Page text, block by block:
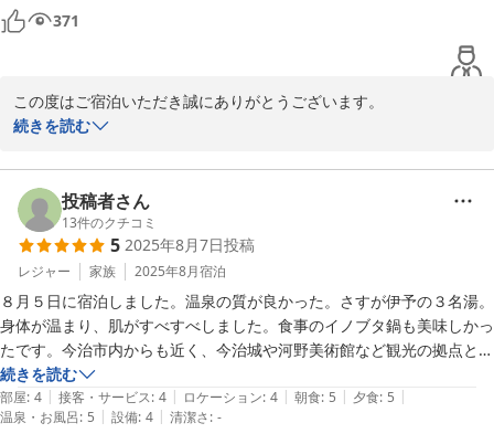
371
この度はご宿泊いただき誠にありがとうございます。
当館の温泉や猪豚鍋、そしてお部屋での滞在にご満足いただいてる
申し上げます。
お客様のお言葉を励みに、今後ともお客様に満足していただける宿
づくりに精進してまいります。
またお近くへお越しの際はぜひ当館の温泉とお食事でごゆっくりお
くつろぎください。
またのお越しをスタッフ一同心よりお待ち申し上げております。
鈍川温泉 皆楽荘
2026-05-25
続きを読む
投稿者さん
13件のクチコミ
5 2025年8月7日投稿
レジャー 家族 2025年8月宿泊
８月５日に宿泊しました。温泉の質が良かった。さすが伊予の３名湯。
身体が温まり、肌がすべすべしました。食事のイノブタ鍋も美味しかっ
たです。今治市内からも近く、今治城や河野美術館など観光の拠点とし
ても良かったです。
続きを読む
部屋: 4 | 接客・サービス: 4 | ロケーション: 4 | 朝食: 5 | 夕食: 5 |
温泉・お風呂: 5 | 設備: 4 | 清潔さ: -